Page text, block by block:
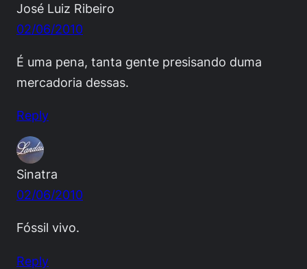
José Luiz Ribeiro
02/06/2010
É uma pena, tanta gente presisando duma
mercadoria dessas.
Reply
Sinatra
02/06/2010
Fóssil vivo.
Reply